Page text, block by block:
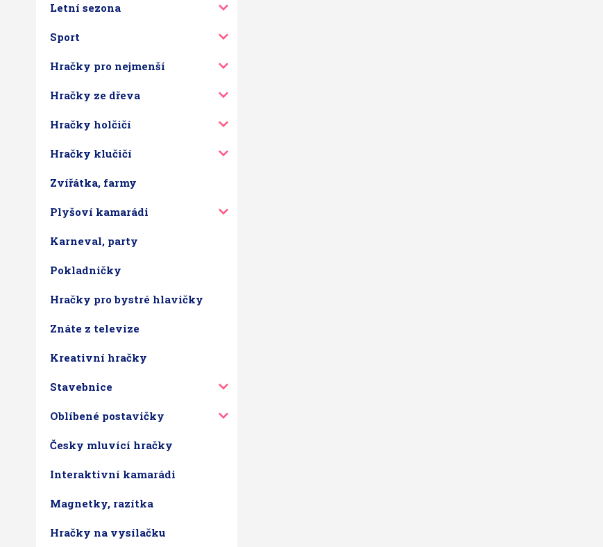
Letní sezona
Sport
Hračky pro nejmenší
Hračky ze dřeva
Hračky holčičí
Hračky klučičí
Zvířátka, farmy
Plyšoví kamarádi
Karneval, party
Pokladničky
Hračky pro bystré hlavičky
Znáte z televize
Kreativní hračky
Stavebnice
Oblíbené postavičky
Česky mluvící hračky
Interaktivní kamarádi
Magnetky, razítka
Hračky na vysílačku